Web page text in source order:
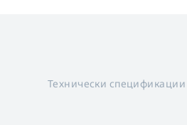
Технически спецификации